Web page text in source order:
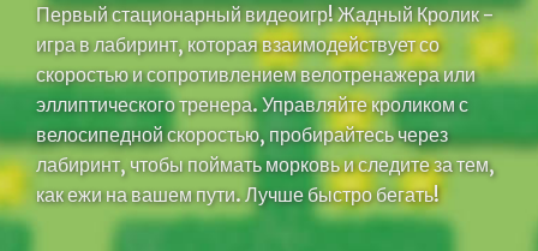
Первый стационарный видеоигр! Жадный Кролик -
игра в лабиринт, которая взаимодействует со
скоростью и сопротивлением велотренажера или
эллиптического тренера. Управляйте кроликом с
велосипедной скоростью, пробирайтесь через
лабиринт, чтобы поймать морковь и следите за тем,
как ежи на вашем пути. Лучше быстро бегать!